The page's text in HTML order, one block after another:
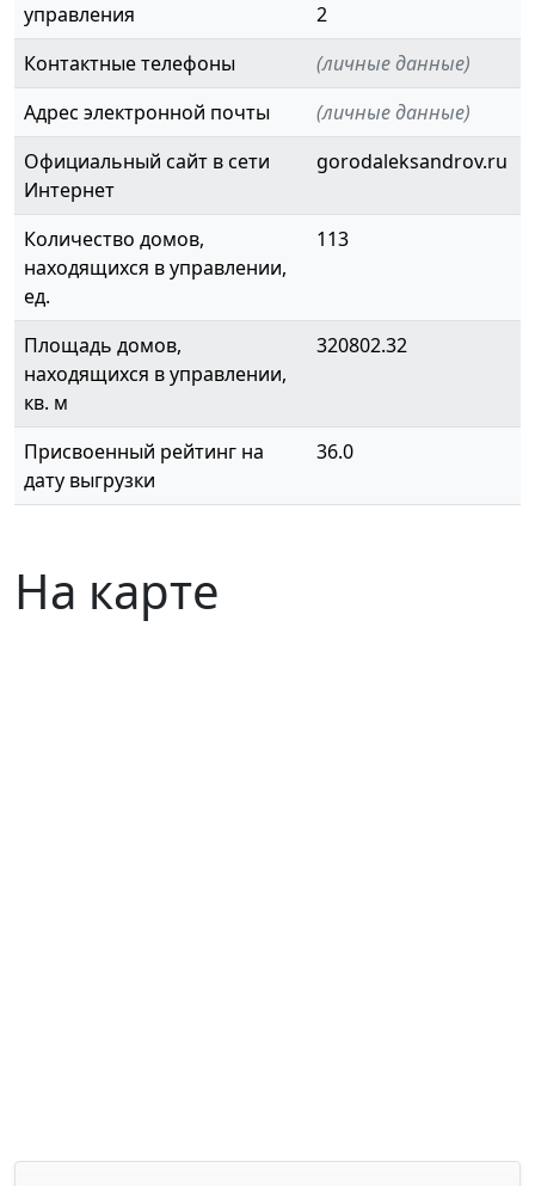
управления
2
Контактные телефоны
(личные данные)
Адрес электронной почты
(личные данные)
Официальный сайт в сети
Интернет
gorodaleksandrov.ru
Количество домов,
находящихся в управлении,
ед.
113
Площадь домов,
находящихся в управлении,
кв. м
320802.32
Присвоенный рейтинг на
дату выгрузки
36.0
На карте